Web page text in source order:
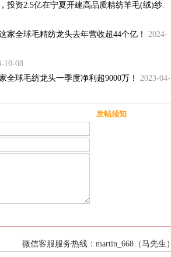
投资2.5亿在宁夏开建高品质精纺羊毛(绒)纱.
家全球毛精纺龙头去年营收超44个亿！
2024-
10-08
球毛纺龙头一季度净利超9000万！
2023-04-
发帖须知